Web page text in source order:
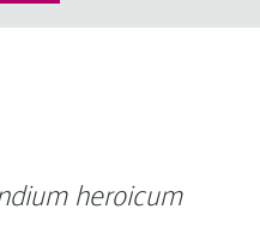
heroicum